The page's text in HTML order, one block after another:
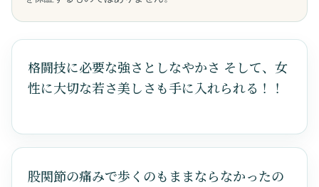
格闘技に必要な強さとしなやかさ そして、女
性に大切な若さ美しさも手に入れられる！！
股関節の痛みで歩くのもままならなかったの